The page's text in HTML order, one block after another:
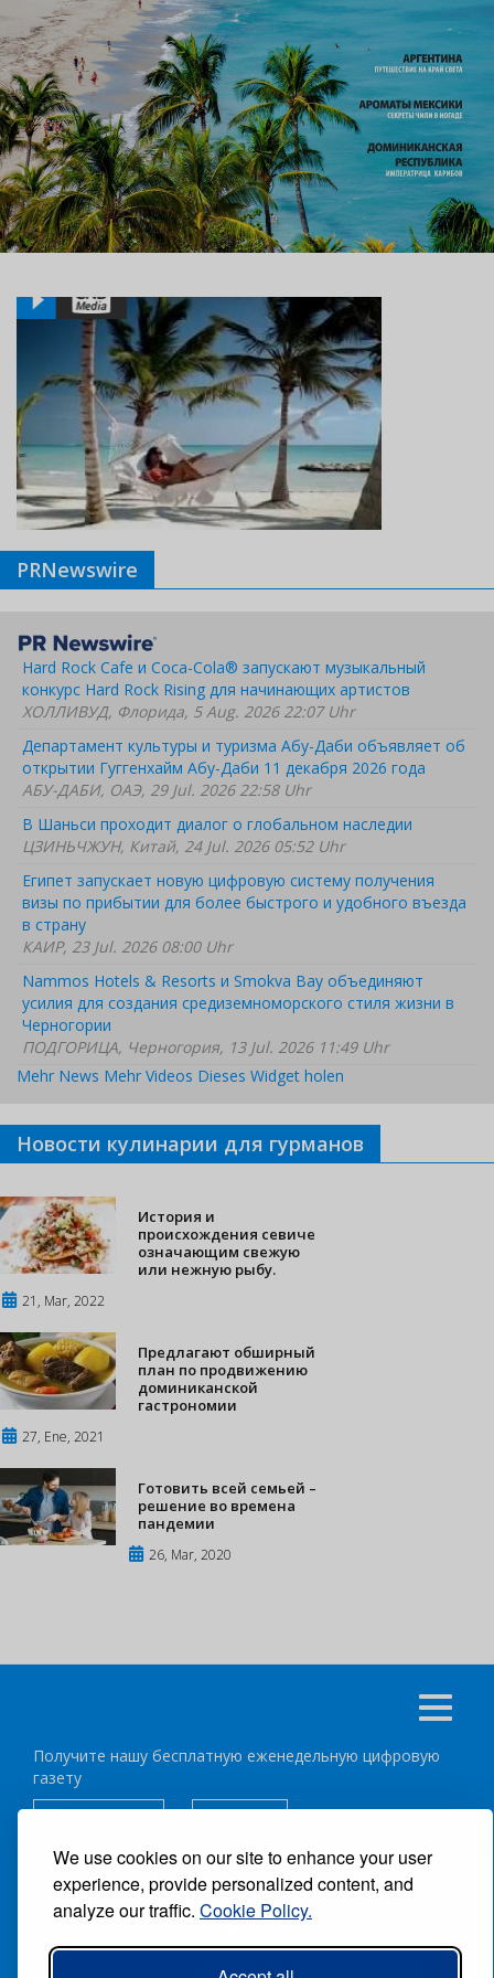
We use cookies on our site to enhance your user
experience, provide personalized content, and
analyze our traffic. Cookie Policy.
PRNewswire
Hard Rock Cafe и Coca-Cola® запускают музыкальный
конкурс Hard Rock Rising для начинающих артистов
ХОЛЛИВУД, Флорида, 5 Aug. 2026 22:07 Uhr
Департамент культуры и туризма Абу-Даби объявляет об
открытии Гуггенхайм Абу-Даби 11 декабря 2026 года
АБУ-ДАБИ, ОАЭ, 29 Jul. 2026 22:58 Uhr
В Шаньси проходит диалог о глобальном наследии
ЦЗИНЬЧЖУН, Китай, 24 Jul. 2026 05:52 Uhr
Египет запускает новую цифровую систему получения
визы по прибытии для более быстрого и удобного въезда
в страну
КАИР, 23 Jul. 2026 08:00 Uhr
Nammos Hotels & Resorts и Smokva Bay объединяют
усилия для создания средиземноморского стиля жизни в
Черногории
ПОДГОРИЦА, Черногория, 13 Jul. 2026 11:49 Uhr
Mehr News Mehr Videos Dieses Widget holen
Новости кулинарии для гурманов
История и
происхождения севиче
означающим свежую
или нежную рыбу.
21, Mar, 2022
Предлагают обширный
план по продвижению
доминиканской
гастрономии
27, Ene, 2021
Готовить всей семьей –
решение во времена
пандемии
26, Mar, 2020
Получите нашу бесплатную еженедельную цифровую
газету
подписаться
отписка
Следуйте за нами:
АВТОР:GRUPO EXCELENCIAS.